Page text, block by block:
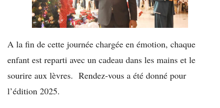
A la fin de cette journée chargée en émotion, chaque
enfant est reparti avec un cadeau dans les mains et le
sourire aux lèvres. Rendez-vous a été donné pour
l’édition 2025.